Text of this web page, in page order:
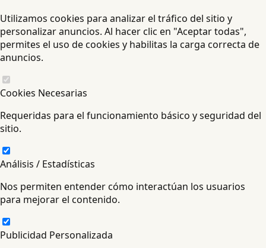
Utilizamos cookies para analizar el tráfico del sitio y
personalizar anuncios. Al hacer clic en "Aceptar todas",
permites el uso de cookies y habilitas la carga correcta de
anuncios.
Cookies Necesarias
Requeridas para el funcionamiento básico y seguridad del
sitio.
Análisis / Estadísticas
Nos permiten entender cómo interactúan los usuarios
para mejorar el contenido.
Publicidad Personalizada